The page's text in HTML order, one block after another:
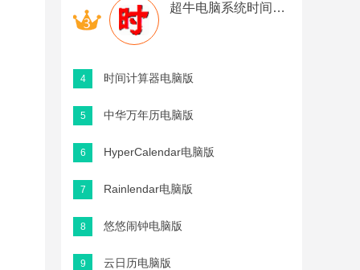
超牛电脑系统时间校正软件电脑版
4 时间计算器电脑版
5 中华万年历电脑版
6 HyperCalendar电脑版
7 Rainlendar电脑版
8 悠悠闹钟电脑版
9 云日历电脑版